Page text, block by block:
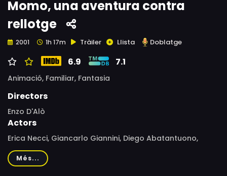
Momo, una aventura contra
rellotge
2001 1h 17m Tràiler Llista Doblatge
6.9 7.1
Animació, Familiar, Fantasia
Directors
Enzo D'Alò
Actors
Erica Necci, Giancarlo Giannini, Diego Abatantuono,
Sergio Rubini, Neri Marcorè, Riccardo Rossi, Giulio Renzi-
Ricci, Gabriele Patriarca, Patrick Donati, Cecilia Minutillo
Més...